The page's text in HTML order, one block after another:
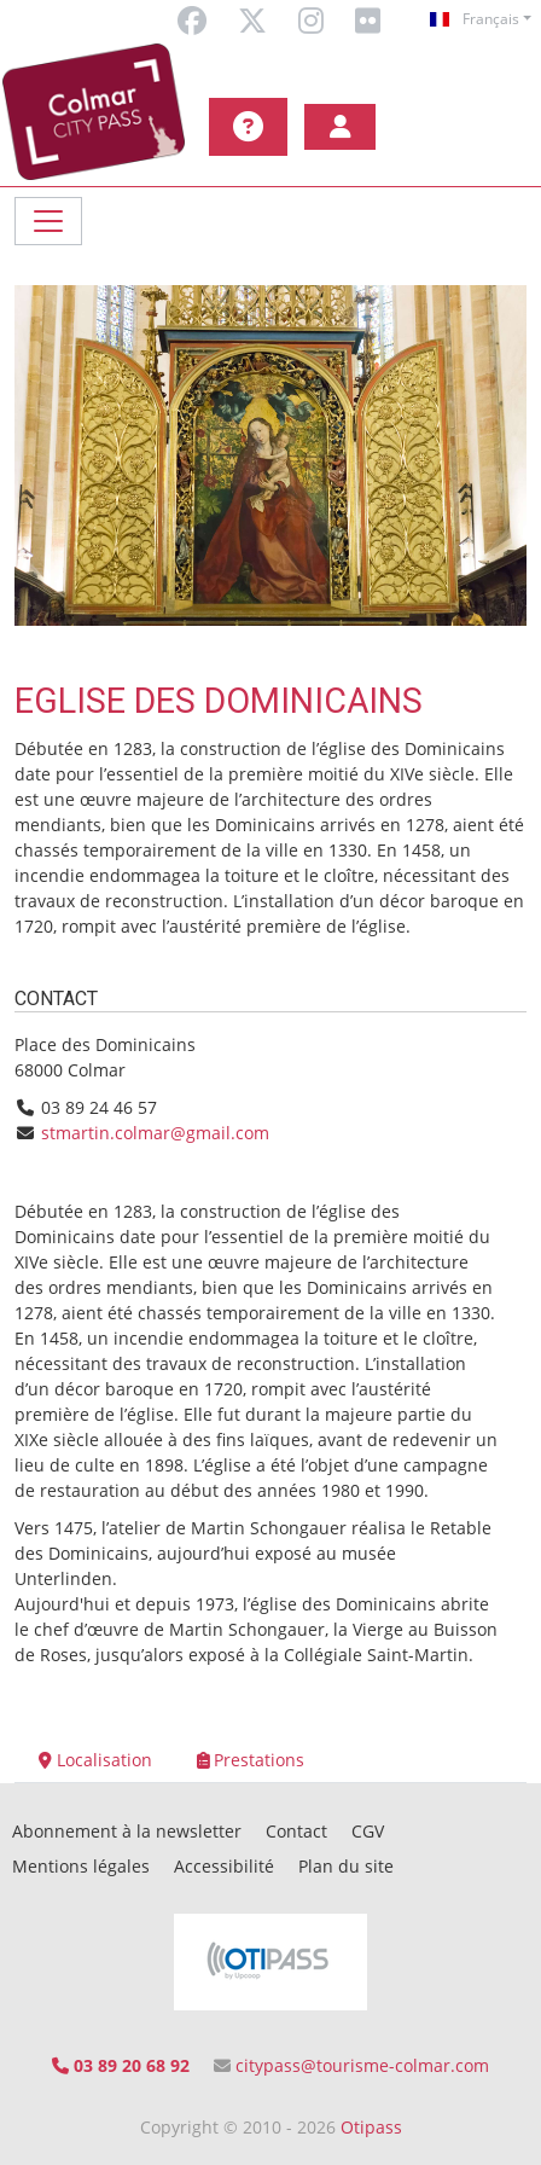
Français
EGLISE DES DOMINICAINS
Débutée en 1283, la construction de l’église des Dominicains
date pour l’essentiel de la première moitié du XIVe siècle. Elle
est une œuvre majeure de l’architecture des ordres
mendiants, bien que les Dominicains arrivés en 1278, aient été
chassés temporairement de la ville en 1330. En 1458, un
incendie endommagea la toiture et le cloître, nécessitant des
travaux de reconstruction. L’installation d’un décor baroque en
1720, rompit avec l’austérité première de l’église.
CONTACT
Place des Dominicains
68000 Colmar
03 89 24 46 57
stmartin.colmar@gmail.com
Débutée en 1283, la construction de l’église des
Dominicains date pour l’essentiel de la première moitié du
XIVe siècle. Elle est une œuvre majeure de l’architecture
des ordres mendiants, bien que les Dominicains arrivés en
1278, aient été chassés temporairement de la ville en 1330.
En 1458, un incendie endommagea la toiture et le cloître,
nécessitant des travaux de reconstruction. L’installation
d’un décor baroque en 1720, rompit avec l’austérité
première de l’église. Elle fut durant la majeure partie du
XIXe siècle allouée à des fins laïques, avant de redevenir un
lieu de culte en 1898. L’église a été l’objet d’une campagne
de restauration au début des années 1980 et 1990.
Vers 1475, l’atelier de Martin Schongauer réalisa le Retable
des Dominicains, aujourd’hui exposé au musée
Unterlinden.
Aujourd'hui et depuis 1973, l’église des Dominicains abrite
le chef d’œuvre de Martin Schongauer, la Vierge au Buisson
de Roses, jusqu’alors exposé à la Collégiale Saint-Martin.
Localisation Prestations
Abonnement à la newsletter Contact
CGV
Mentions légales
Accessibilité Plan du site
03 89 20 68 92 citypass@tourisme-colmar.com
Copyright © 2010 - 2026 Otipass